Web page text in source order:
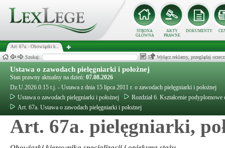
STRONA
GŁÓWNA
AKTY
PRAWNE
DOKUMENTY
Art. 67a. - Obowiązki k...
Szukaj: Wyłącz reklamy, przeglądaj
Ustawa o zawodach pielęgniarki i położnej
Stan prawny aktualny na dzień: 07.08.2026
Dz.U.2026.0.15 t.j. - Ustawa z dnia 15 lipca 2011 r. o zawodach pielęgniarki i położnej
Ustawa o zawodach pielęgniarki i położnej
Rozdział 6. Kształcenie
Art. 67a. Ustawa o zawodach pielęgniarki i położnej
Art. 67a. pielęgniarki,